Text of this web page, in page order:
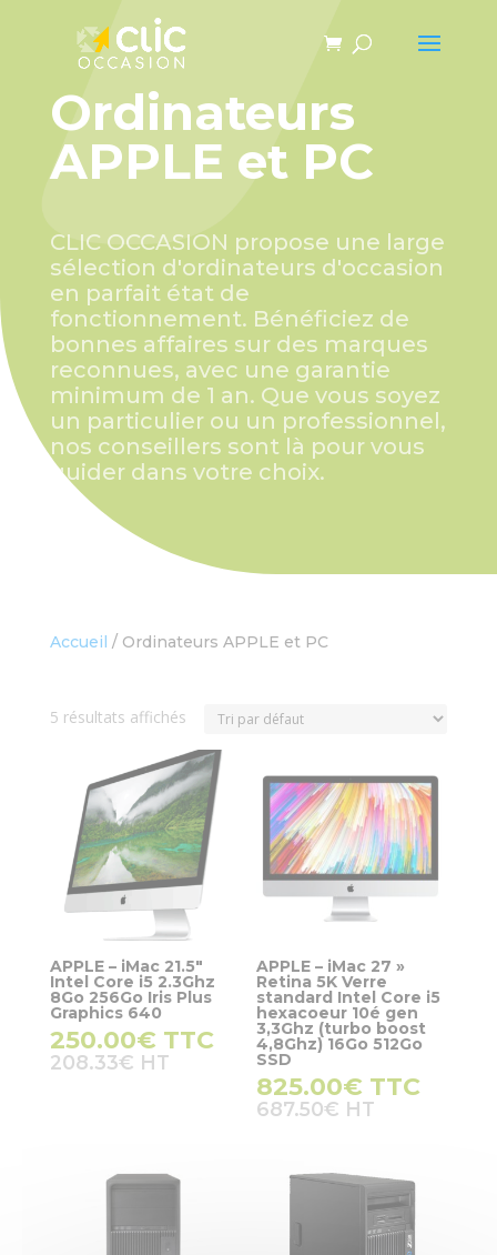
Ordinateurs
APPLE et PC
CLIC OCCASION propose une large
sélection d'ordinateurs d'occasion
en parfait état de
fonctionnement. Bénéficiez de
bonnes affaires sur des marques
reconnues, avec une garantie
minimum de 1 an. Que vous soyez
un particulier ou un professionnel,
nos conseillers sont là pour vous
guider dans votre choix.
Accueil / Ordinateurs APPLE et PC
5 résultats affichés
APPLE – iMac 21.5″
Intel Core i5 2.3Ghz
8Go 256Go Iris Plus
Graphics 640
250.00€ TTC
208.33€
APPLE – iMac 27 »
Retina 5K Verre
standard Intel Core i5
hexacoeur 10é gen
3,3Ghz (turbo boost
4,8Ghz) 16Go 512Go
SSD
825.00€ TTC
687.50€
Panneau de gestion des cookies